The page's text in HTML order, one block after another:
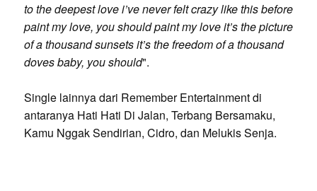
to the deepest love i’ve never felt crazy like this before
paint my love, you should paint my love it’s the picture
of a thousand sunsets it’s the freedom of a thousand
doves baby, you should".
Single lainnya dari Remember Entertainment di
antaranya Hati Hati Di Jalan, Terbang Bersamaku,
Kamu Nggak Sendirian, Cidro, dan Melukis Senja.